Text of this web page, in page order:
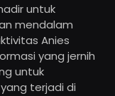
untuk
mendalam
Anies
yang jernih
untuk
terjadi di